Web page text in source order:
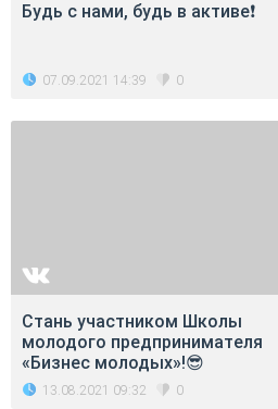
Будь с нами, будь в активе❗️
07.09.2021 14:39 0
Стань участником Школы
молодого предпринимателя
«Бизнес молодых»!😎
13.08.2021 09:32 0